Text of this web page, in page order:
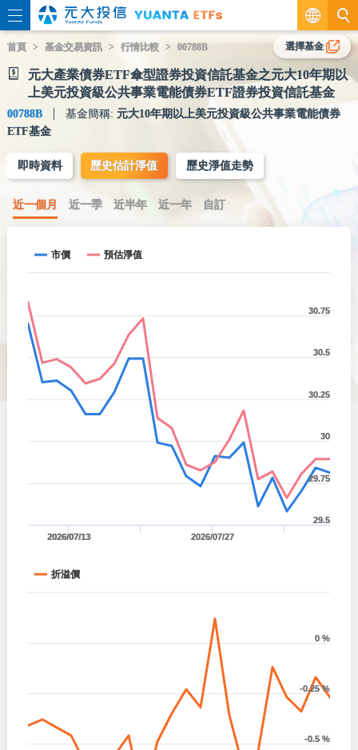
繁
EN
首頁 基金交易資訊 行情比較 00788B
元大產業債券ETF傘型證券投資信託基金之元大10年期以
上美元投資級公共事業電能債券ETF證券投資信託基金
00788B 基金簡稱: 元大10年期以上美元投資級公共事業電能債券
ETF基金
選擇基金
即時資料 歷史估計淨值 歷史淨值走勢
近一個月 近一季 近半年 近一年 自訂
市價 預估淨值
2026/07/13 2026/07/27
29.5
29.75
30
30.25
30.5
30.75
折溢價
-0.5 %
-0.25 %
0 %